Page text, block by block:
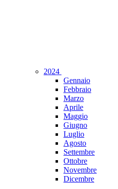
2024
Gennaio
Febbraio
Marzo
Aprile
Maggio
Giugno
Luglio
Agosto
Settembre
Ottobre
Novembre
Dicembre